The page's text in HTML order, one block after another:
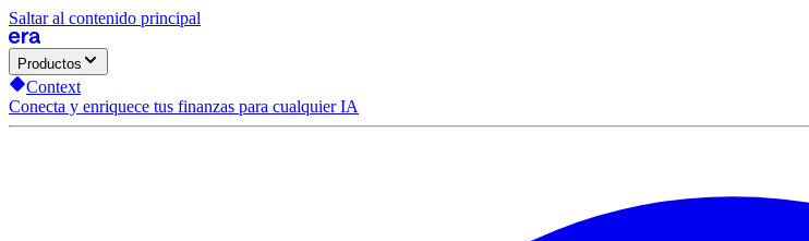
Saltar al contenido principal
Productos
Context
Conecta y enriquece tus finanzas para cualquier IA